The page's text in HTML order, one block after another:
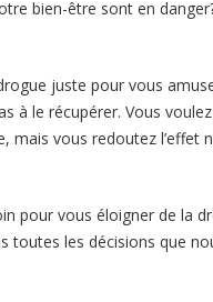
bien-être sont en
juste pour vous
à le récupérer. Vous
vous redoutez
pour vous éloigner de la
les décisions que